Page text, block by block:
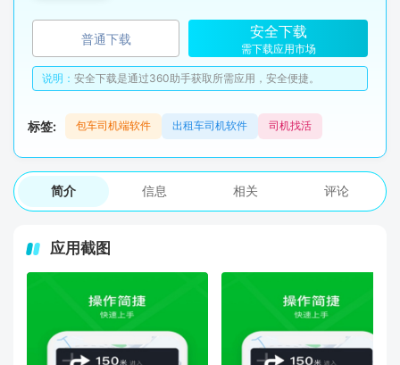
普通下载 安全下载
需下载应用市场
说明： 安全下载是通过360助手获取所需应用，安全便捷。
标签: 包车司机端软件 出租车司机软件 司机找活
简介 信息 相关 评论
应用截图